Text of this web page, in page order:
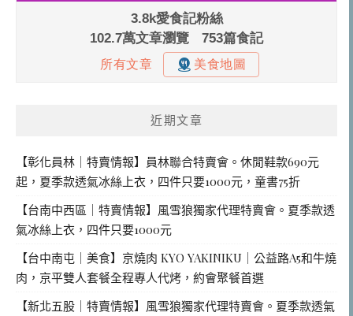
近期文章
【彰化員林｜特賣情報】員林聯合特賣會。休閒鞋款690元
起，夏季款透氣冰絲上衣，四件只要1000元，童書75折
【台南中西區｜特賣情報】風雪狼獨家代理特賣會。夏季款透
氣冰絲上衣，四件只要1000元
【台中南屯｜美食】京燒肉 KYO YAKINIKU｜公益路A5和牛燒
肉，京平雙人套餐全程專人代烤，約會聚餐首選
【新北五股｜特賣情報】風雪狼獨家代理特賣會。夏季款透氣